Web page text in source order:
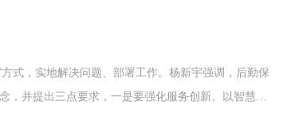
式，实地解决问题、部署工作。杨新宇强调，后勤保
，并提出三点要求，一是要强化服务创新。以智慧